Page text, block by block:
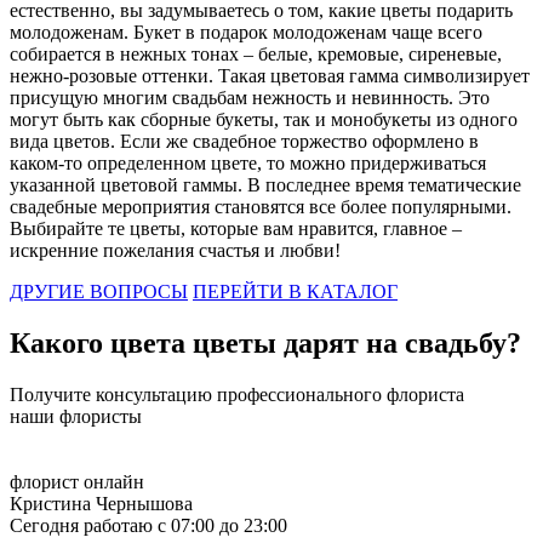
естественно, вы задумываетесь о том, какие цветы подарить
молодоженам. Букет в подарок молодоженам чаще всего
собирается в нежных тонах – белые, кремовые, сиреневые,
нежно-розовые оттенки. Такая цветовая гамма символизирует
присущую многим свадьбам нежность и невинность. Это
могут быть как сборные букеты, так и монобукеты из одного
вида цветов. Если же свадебное торжество оформлено в
каком-то определенном цвете, то можно придерживаться
указанной цветовой гаммы. В последнее время тематические
свадебные мероприятия становятся все более популярными.
Выбирайте те цветы, которые вам нравится, главное –
искренние пожелания счастья и любви!
ДРУГИЕ ВОПРОСЫ ПЕРЕЙТИ В КАТАЛОГ
Какого цвета цветы дарят на свадьбу?
Получите консультацию профессионального флориста
наши флористы
флорист онлайн
Кристина Чернышова
Сегодня работаю с 07:00 до 23:00
количество значений: восхищение смелостью и мужеством;
преданность и уверенность в своём успехе; крепкая дружба;
безграничная любовь, достойная смерти. При таком
разнообразии значений, только сам даритель может вложить в
такой необычный букет свой личный конечный смысл.
Что значит алый цвет цветов
Алый цвет является самым ярким и интенсивным, среди всех
оттенков красного. В отличии от бордовых или красных роз,
алые цветы поражают своей пламенной яркостью! Такие цветы
как будто бы кричат о пылкой страсти и любви, они расскажут
вашей избраннице о самых сильных и искренних чувствах. В
основном, алые цветы преподносят возлюбленной. Это уже
букет вряд ли будет уместным подарком подруге, коллеге или
чувствах и хотите выразить их, сказать люблю без слов при
помощи цветов!
Бордовый цвет является неизменным символом роскоши и
богатства. Глубокий оттенок также способен выразить мудрость
и уважение, поэтому чаще всего букеты в бордовой цветовой